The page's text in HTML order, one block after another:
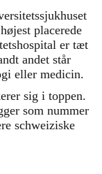
placerede
er tæt
andet står
eller medicin.
sig i toppen.
som nummer
schweiziske